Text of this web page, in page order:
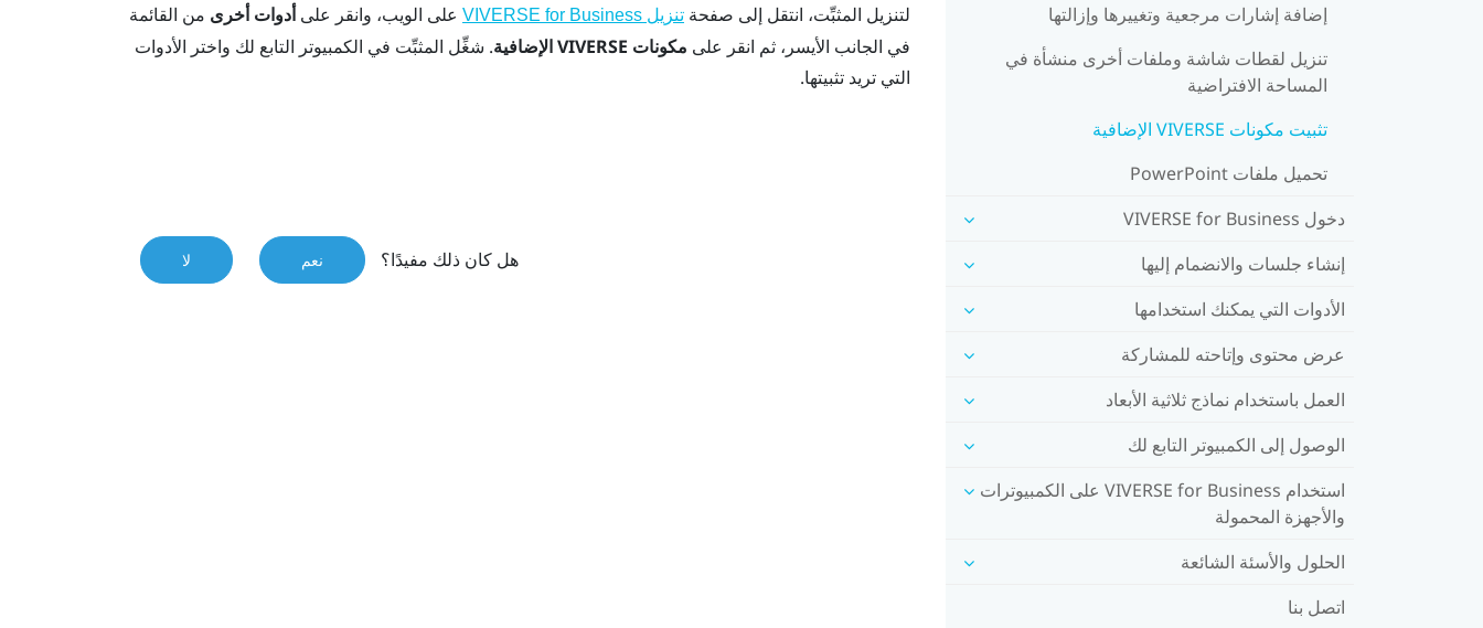
إضافة إشارات مرجعية وتغييرها وإزالتها
تنزيل لقطات شاشة وملفات أخرى منشأة في
المساحة الافتراضية
تثبيت مكونات VIVERSE الإضافية
تحميل ملفات PowerPoint
دخول VIVERSE for Business
إنشاء جلسات والانضمام إليها
الأدوات التي يمكنك استخدامها
عرض محتوى وإتاحته للمشاركة
العمل باستخدام نماذج ثلاثية الأبعاد
الوصول إلى الكمبيوتر التابع لك
استخدام VIVERSE for Business على الكمبيوترات
والأجهزة المحمولة
الحلول والأسئة الشائعة
اتصل بنا
لتنزيل المثبِّت، انتقل إلى صفحة تنزيل VIVERSE for Business على الويب، وانقر علىأدوات أخرى من القائمة
في الجانب الأيسر، ثم انقر على مكونات VIVERSE الإضافية
. شغِّل المثبِّت في الكمبيوتر التابع لك واختر الأدوات
التي تريد تثبيتها.
هل كان ذلك مفيدًا؟ نعم لا